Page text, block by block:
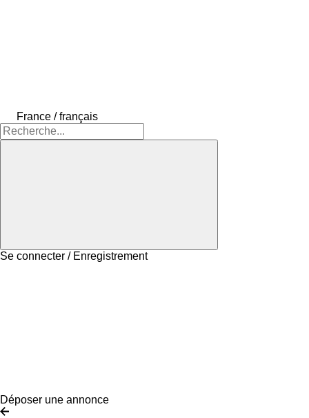
France / français
Se connecter / Enregistrement
Déposer une annonce